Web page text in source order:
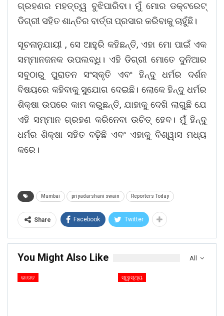
ଗ୍ରହଣର ମହତ୍ତ୍ୱ ବୁଝିପାରିବା। ମୁଁ ମୋର ଡକ୍ଟରେଟ୍
ଡିଗ୍ରୀ ସହିତ ଶାନ୍ତିର ବାର୍ତ୍ତା ପ୍ରସାର କରିବାକୁ ଚାହୁଁଛି।
ସୂଚନାନୁଯାୟୀ , ସେ ଆହୁରି କହିଛନ୍ତି, ଏହା ମୋ ପାଇଁ ଏକ
ସମ୍ମାନଜନକ ଉପଲବ୍ଧି। ଏହି ଡିଗ୍ରୀ ମୋତେ ଦୁନିଆର
ସବୁଠାରୁ ପୁରାତନ ସଂସ୍କୃତି ଏବଂ ହିନ୍ଦୁ ଧର୍ମର ଦର୍ଶନ
ବିଷୟରେ କହିବାକୁ ସୁଯୋଗ ଦେଇଛି। ଲୋକେ ହିନ୍ଦୁ ଧର୍ମର
ଶିକ୍ଷା ଉପରେ କାମ କରୁଛନ୍ତି, ଯାହାକୁ ଦେଖି ଲାଗୁଛି ଯେ
ଏହି ସମ୍ମାନ ଗ୍ରହଣ କରିନେବା ଉଚିତ୍ ହେବ। ମୁଁ ହିନ୍ଦୁ
ଧର୍ମର ଶିକ୍ଷା ସହିତ ବଢ଼ିଛି ଏବଂ ଏହାକୁ ବିଶ୍ୱାସ ମଧ୍ୟ
କରେ।
Mumbai priyadarshani swain Reporters Today
Share Facebook Twitter
All
You Might Also Like
ଭାରତ ସ୍ୱାସ୍ଥ୍ୟ